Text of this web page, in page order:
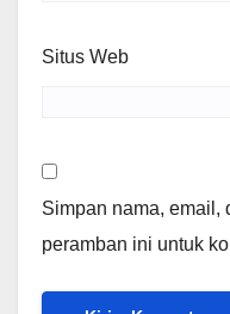
Situs Web
Simpan nama, email,
peramban ini untuk